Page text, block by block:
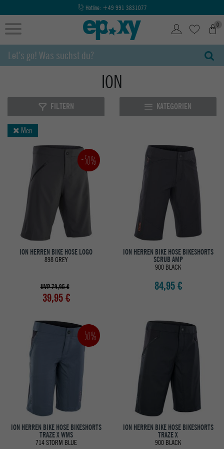
Hotline: +49 991 3831077
0
ION
FILTERN KATEGORIEN
Men
-50%
ION HERREN BIKE HOSE LOGO
898 GREY
UVP 79,95 €
39,95 €
ION HERREN BIKE HOSE BIKESHORTS
SCRUB AMP
900 BLACK
84,95 €
-50%
ION HERREN BIKE HOSE BIKESHORTS
TRAZE X WMS
714 STORM BLUE
ION HERREN BIKE HOSE BIKESHORTS
TRAZE X
900 BLACK